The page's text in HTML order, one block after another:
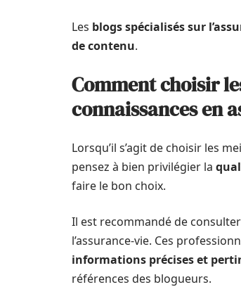
Les blogs spécialisés sur
de contenu.
Comment choisir
connaissances en
Lorsqu’il s’agit de choisir les
pensez à bien privilégier la
faire le bon choix.
Il est recommandé de
l’assurance-vie. Ces
informations précises et
références des blogueurs.